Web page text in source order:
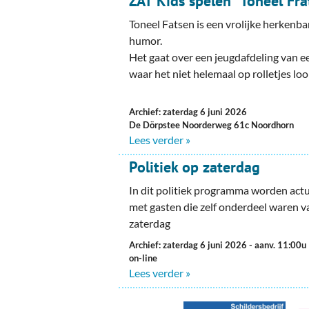
Toneel Fatsen is een vrolijke
humor.
Het gaat over een jeugdafdeling van
waar het niet helemaal op rolletjes
Archief: zaterdag 6 juni 2026
De Dörpstee Noorderweg 61c Noordhorn
Lees verder »
Politiek op zaterdag
In dit politiek programma worden
met gasten die zelf onderdeel waren
zaterdag
Archief: zaterdag 6 juni 2026- aanv. 11:00u
on-line
Lees verder »